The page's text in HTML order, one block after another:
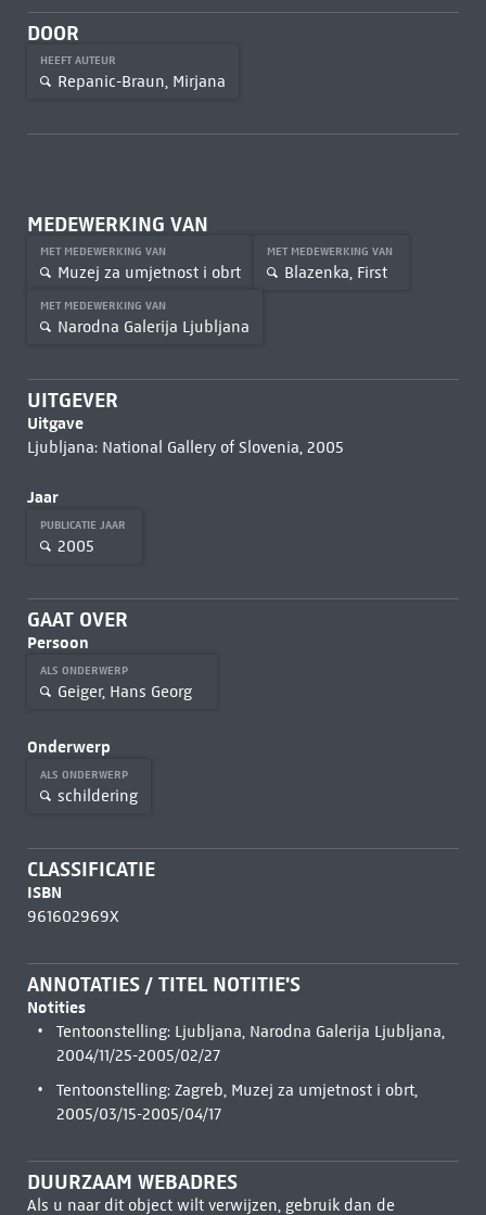
DOOR
HEEFT AUTEUR
Repanic-Braun, Mirjana
MEDEWERKING VAN
MET MEDEWERKING VAN
Muzej za umjetnost i obrt
MET MEDEWERKING VAN
Blazenka, First
MET MEDEWERKING VAN
Narodna Galerija Ljubljana
UITGEVER
Uitgave
Ljubljana: National Gallery of Slovenia, 2005
Jaar
PUBLICATIE JAAR
2005
GAAT OVER
Persoon
ALS ONDERWERP
Geiger, Hans Georg
Onderwerp
ALS ONDERWERP
schildering
CLASSIFICATIE
ISBN
961602969X
ANNOTATIES / TITEL NOTITIE'S
Notities
Tentoonstelling: Ljubljana, Narodna Galerija Ljubljana,
2004/11/25-2005/02/27
Tentoonstelling: Zagreb, Muzej za umjetnost i obrt,
2005/03/15-2005/04/17
DUURZAAM WEBADRES
Als u naar dit object wilt verwijzen, gebruik dan de